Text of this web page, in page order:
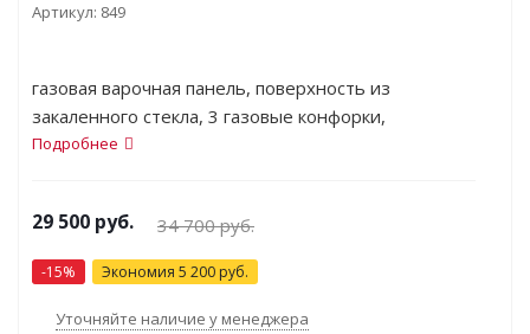
Артикул: 849
газовая варочная панель, поверхность из
закаленного стекла, 3 газовые конфорки,
двухконтурная конфорка, переключатели
Подробнее
29 500 руб. 34 700руб.
-15% Экономия 5 200 руб.
Уточняйте наличие у менеджера